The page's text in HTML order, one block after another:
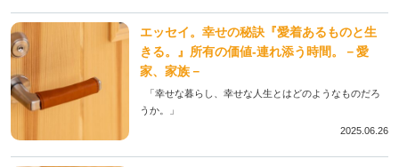
エッセイ。幸せの秘訣『愛着あるものと生
きる。』所有の価値-連れ添う時間。－愛
家、家族－
「幸せな暮らし、幸せな人生とはどのようなものだろ
うか。」
2025.06.26